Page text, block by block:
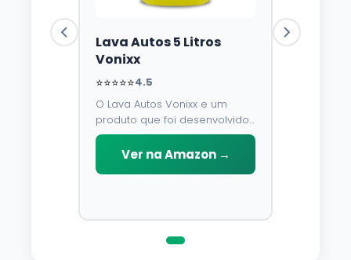
Lava Autos 5 Litros
Vonixx
⭐⭐⭐⭐⭐4.5
O Lava Autos Vonixx e um
produto que foi desenvolvido
para limpar, proteger e
conservar a lataria do veiculo.
Por possuir pH neutro, pode
Ver na Amazon →